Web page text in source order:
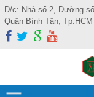
Đ/c: Nhà số 2, Đường
Quận Bình Tân, Tp.HCM